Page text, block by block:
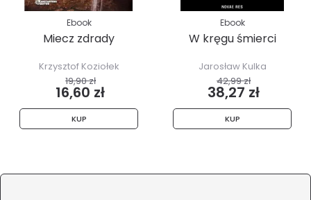
Ebook
Miecz zdrady
Krzysztof Koziołek
19,90 zł
16,60 zł
KUP
Ebook
W kręgu śmierci
Jarosław Kulka
42,99 zł
38,27 zł
KUP